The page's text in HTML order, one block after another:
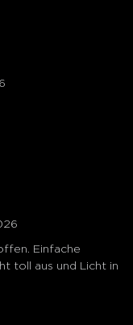
Einfache
toll aus und Licht in